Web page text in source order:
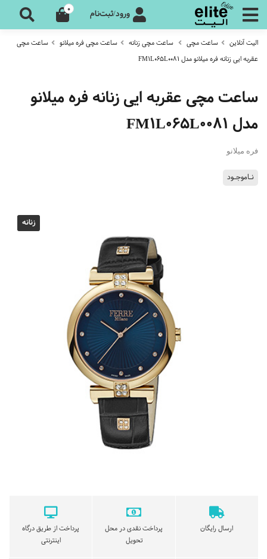
ورود/ثبت‌نام 0
الیت آنلاین ساعت مچی ساعت مچی زنانه ساعت مچی فره میلانو
ساعت مچی
عقربه ایی زنانه فره میلانو مدل FM1L065L0081
ساعت مچی عقربه ایی زنانه فره میلانو
مدل FM1L065L0081
فره میلانو
نـاموجـود
زنانه
ارسال رایگان
پرداخت نقدی در محل
تحویل
پرداخت از طریق درگاه
اینترنتی